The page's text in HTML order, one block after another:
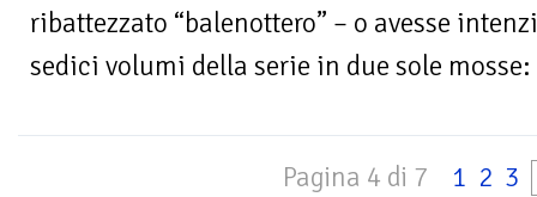
ribattezzato “balenottero” – o avesse
sedici volumi della serie in due sole
Pagina 4 di 7 1 2 3